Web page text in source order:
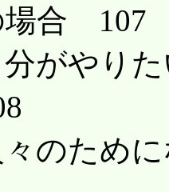
場合 107
りたい
めにな